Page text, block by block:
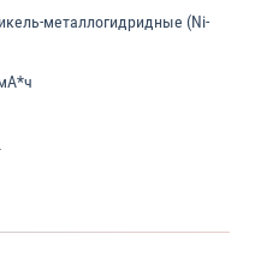
металлогидридные (Ni-